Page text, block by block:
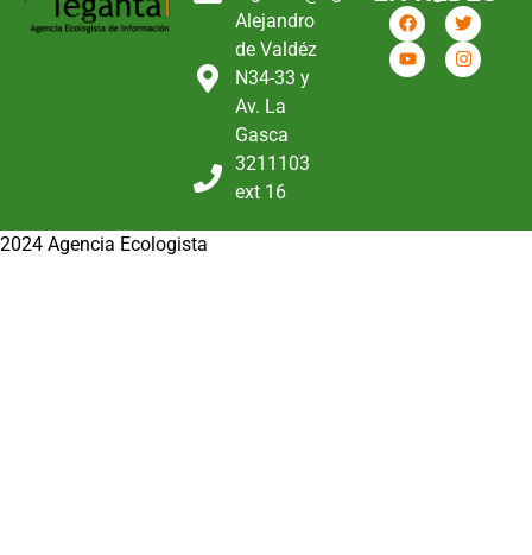
Alejandro
de Valdéz
N34-33 y
Av. La
Gasca
3211103
ext 16
2024 Agencia Ecologista